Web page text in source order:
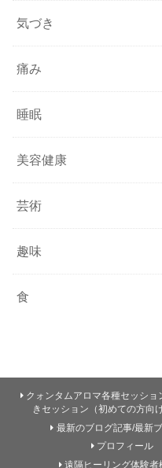
気づき
痛み
睡眠
美容健康
芸術
趣味
食
クォンタムアロマ各種セッシ
きセッション（初めての方向
最新のブログ記事/最新
プロフィール
遠隔ヒーリング体験